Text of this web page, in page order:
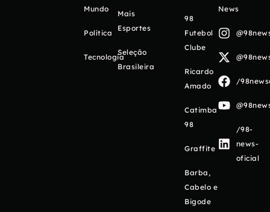
Mundo
Política
Tecnologia
Mais
Esportes
Seleção
Brasileira
98
Futebol
Clube
Ricardo
Amado
Catimba
98
Graffite
Barba,
Cabelo e
Bigode
News
/
/98-
news-
oficial